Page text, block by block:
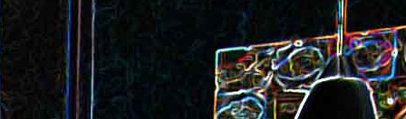
et aux Cookie géant aux pépites de
chocolat et au miel